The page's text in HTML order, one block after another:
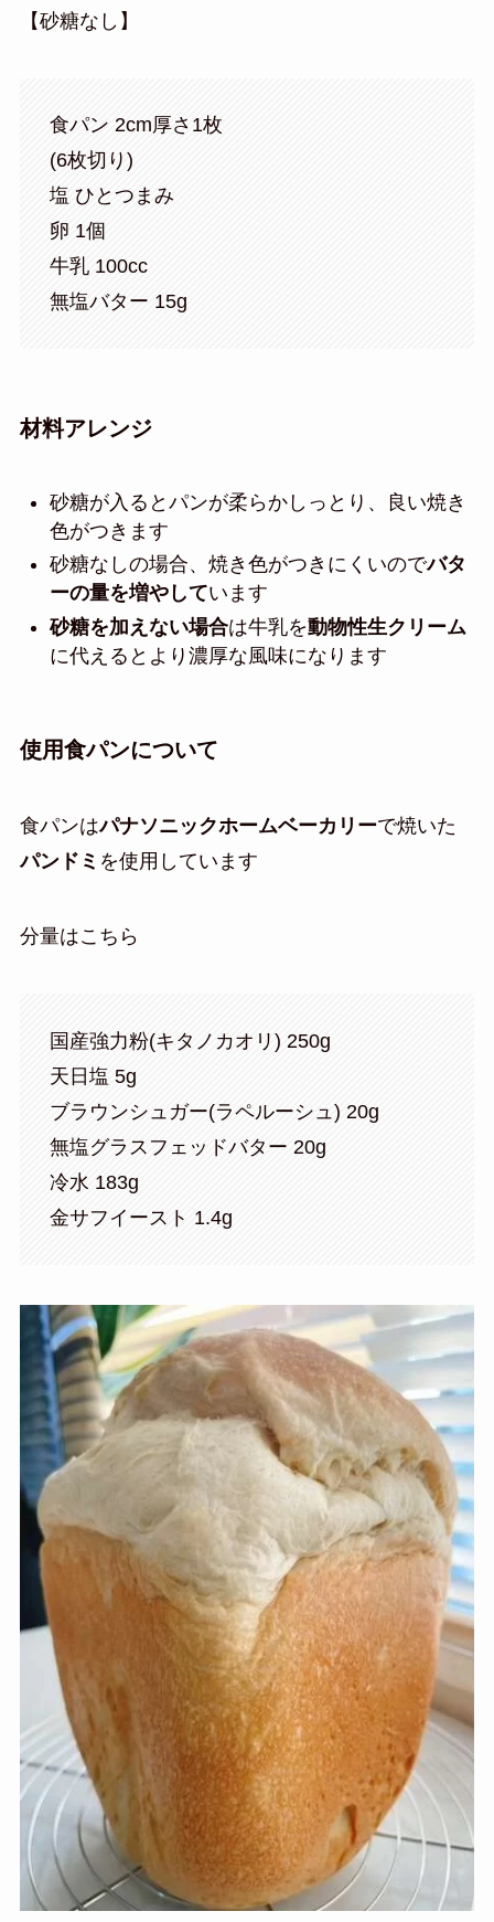
【砂糖なし】
食パン 2cm厚さ1枚
(6枚切り)
塩 ひとつまみ
卵 1個
牛乳 100cc
無塩バター 15g
材料アレンジ
砂糖が入るとパンが柔らかしっとり、良い焼き
色がつきます
砂糖なしの場合、焼き色がつきにくいのでバタ
ーの量を増やしています
砂糖を加えない場合は牛乳を動物性生クリーム
に代えるとより濃厚な風味になります
使用食パンについて
食パンはパナソニックホームベーカリーで焼いた
パンドミ を使用しています
分量はこちら
国産強力粉(キタノカオリ) 250g
天日塩 5g
ブラウンシュガー(ラペルーシュ) 20g
無塩グラスフェッドバター 20g
冷水 183g
金サフイースト 1.4g